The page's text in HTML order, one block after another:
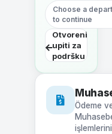
Choose a
to continue
Otvoreni
upiti za
podršku
Ödeme